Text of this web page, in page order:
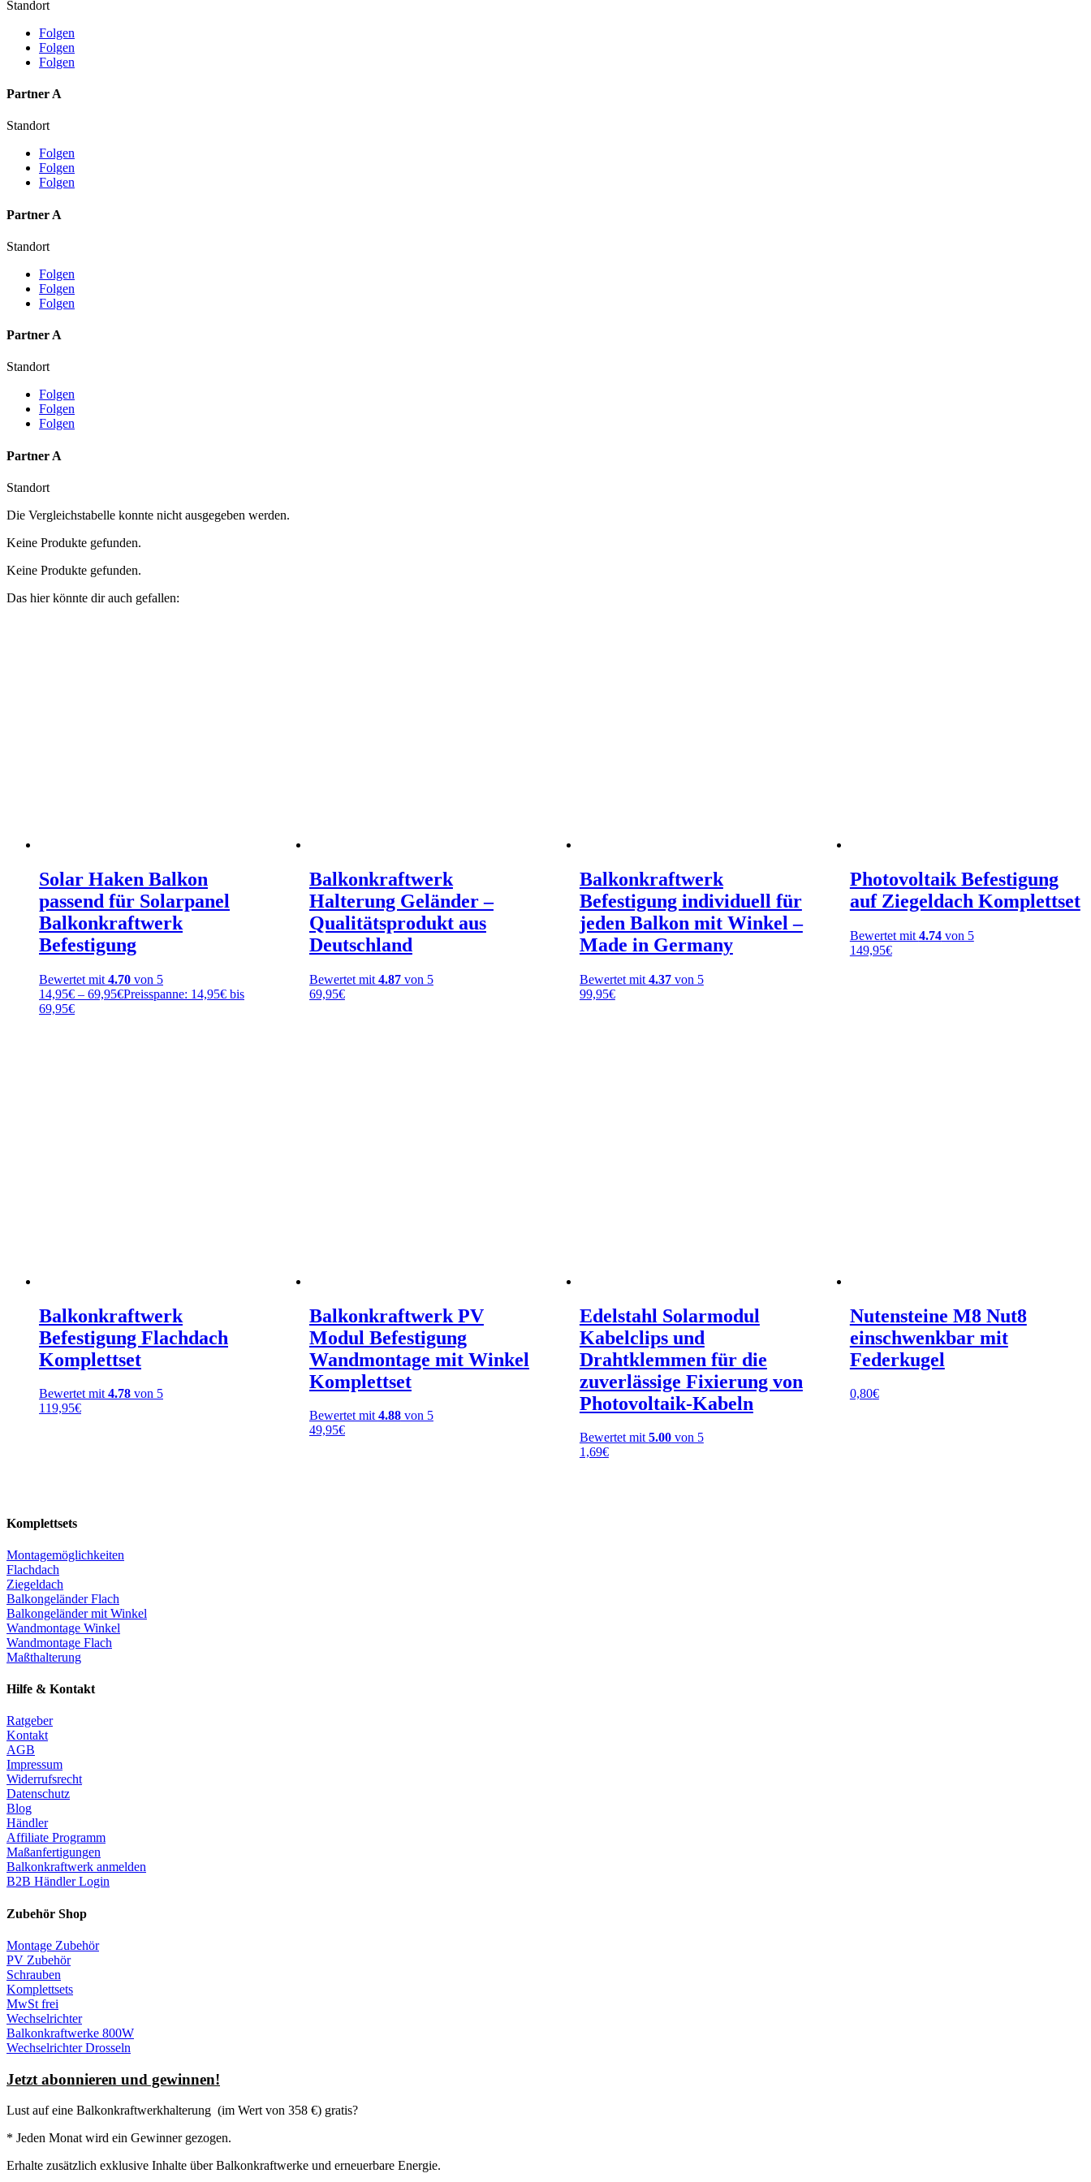
Standort
Folgen
Folgen
Folgen
Partner A
Standort
Folgen
Folgen
Folgen
Partner A
Standort
Folgen
Folgen
Folgen
Partner A
Standort
Folgen
Folgen
Folgen
Partner A
Standort
Die Vergleichstabelle konnte nicht ausgegeben werden.
Keine Produkte gefunden.
Keine Produkte gefunden.
Das hier könnte dir auch gefallen:
Solar Haken Balkon
passend für Solarpanel
Balkonkraftwerk
Befestigung
Bewertet mit 4.70 von 5
14,95€ – 69,95€Preisspanne: 14,95€ bis
69,95€
Balkonkraftwerk
Halterung Geländer –
Qualitätsprodukt aus
Deutschland
Bewertet mit 4.87von 5
69,95€
Balkonkraftwerk
Befestigung individuell für
jeden Balkon mit Winkel –
Made in Germany
Bewertet mit 4.37von 5
99,95€
Photovoltaik Befestigung
auf Ziegeldach Komplettset
Bewertet mit 4.74von 5
149,95€
Balkonkraftwerk
Befestigung Flachdach
Komplettset
Bewertet mit4.78 von 5
119,95€
Balkonkraftwerk PV
Modul Befestigung
Wandmontage mit Winkel
Komplettset
Bewertet mit4.88von 5
49,95€
Edelstahl Solarmodul
Kabelclips und
Drahtklemmen für die
zuverlässige Fixierung von
Photovoltaik-Kabeln
Bewertet mit5.00von 5
1,69€
Nutensteine M8 Nut8
einschwenkbar mit
Federkugel
0,80€
Komplettsets
Montagemöglichkeiten
Flachdach
Ziegeldach
Balkongeländer Flach
Balkongeländer mit Winkel
Wandmontage Winkel
Wandmontage Flach
Maßthalterung
Hilfe & Kontakt
Ratgeber
Kontakt
AGB
Impressum
Widerrufsrecht
Datenschutz
Blog
Händler
Affiliate Programm
Maßanfertigungen
Balkonkraftwerk anmelden
B2B Händler Login
Zubehör Shop
Montage Zubehör
PV Zubehör
Schrauben
Komplettsets
MwSt frei
Wechselrichter
Balkonkraftwerke 800W
Wechselrichter Drosseln
Jetzt abonnieren und gewinnen!
Lust auf eine Balkonkraftwerkhalterung (im Wert von 358 €) gratis?
* Jeden Monat wird ein Gewinner gezogen.
Erhalte zusätzlich exklusive Inhalte über Balkonkraftwerke und erneuerbare Energie.